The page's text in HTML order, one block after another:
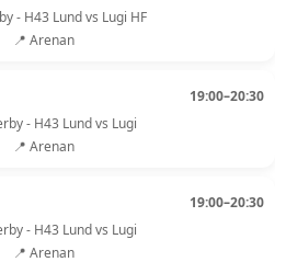
- H43 Lund vs Lugi HF
📍 Arenan
19:00–20:30
- H43 Lund vs Lugi
📍 Arenan
19:00–20:30
- H43 Lund vs Lugi
📍 Arenan